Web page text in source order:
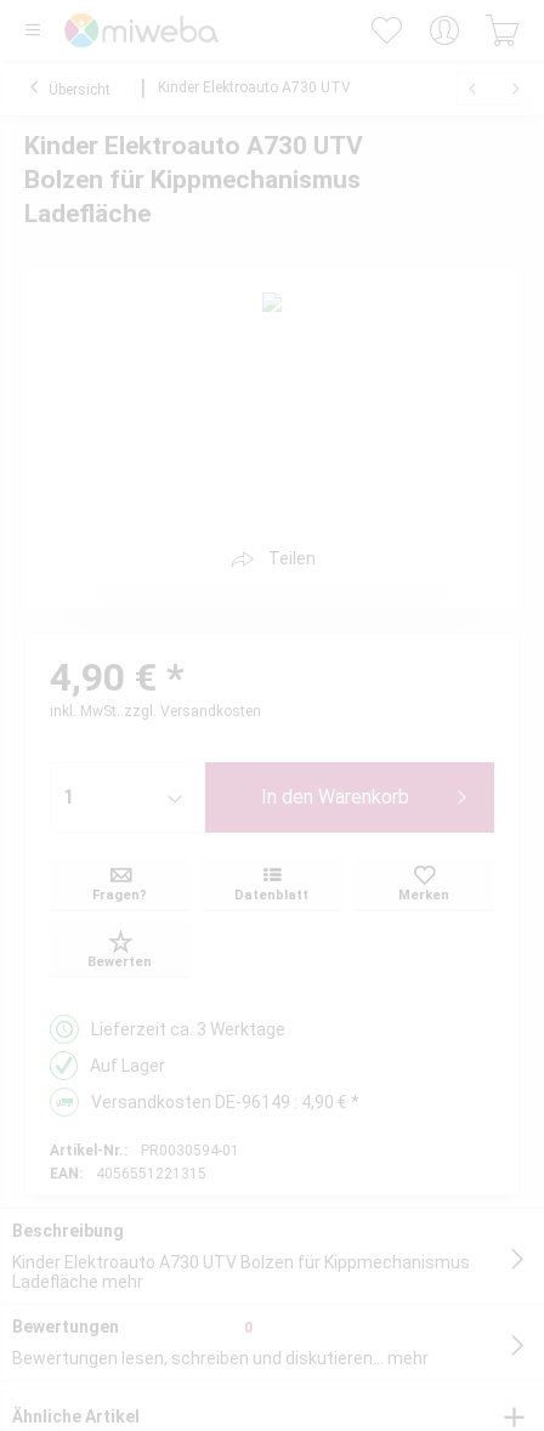
Übersicht Kinder Elektroauto A730 UTV
Kinder Elektroauto A730 UTV
Bolzen für Kippmechanismus
Ladefläche
Teilen
4,90 € *
inkl. MwSt. zzgl. Versandkosten
In den Warenkorb
Fragen? Datenblatt Merken
Bewerten
Lieferzeit ca. 3 Werktage
Auf Lager
Versandkosten DE-96149 : 4,90 € *
Artikel-Nr.:
PR0030594-01
EAN:
4056551221315
Beschreibung
Kinder Elektroauto A730 UTV Bolzen für Kippmechanismus
Ladefläche mehr
Bewertungen 0
Bewertungen lesen, schreiben und diskutieren... mehr
Ähnliche Artikel